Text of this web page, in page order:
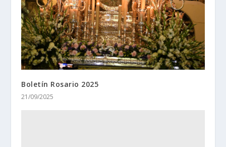
Boletín Rosario 2025
21/09/2025